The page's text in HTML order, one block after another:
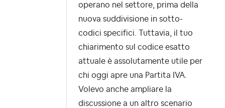
operano nel settore, prima della
nuova suddivisione in sotto-
codici specifici. Tuttavia, il tuo
chiarimento sul codice esatto
attuale è assolutamente utile per
chi oggi apre una Partita IVA.
Volevo anche ampliare la
discussione a un altro scenario